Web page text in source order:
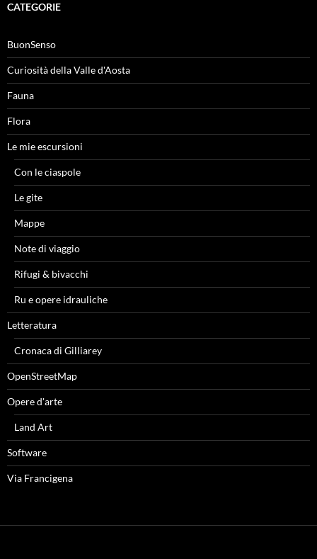
CATEGORIE
BuonSenso
Curiosità della Valle d'Aosta
Fauna
Flora
Le mie escursioni
Con le ciaspole
Le gite
Mappe
Note di viaggio
Rifugi & bivacchi
Ru e opere idrauliche
Letteratura
Cronaca di Gilliarey
OpenStreetMap
Opere d'arte
Land Art
Software
Via Francigena